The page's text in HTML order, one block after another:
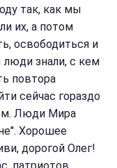
так, как мы
их, а потом
освободиться и
люди знали, с кем
повтора
сейчас гораздо
Люди Мира
Хорошее
дорогой Олег!